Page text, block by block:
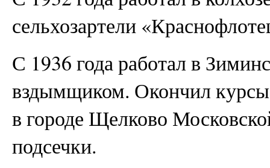
сельхозартели
С 1936 года работал в
вздымщиком. Окончил курсы
в городе Щелково
подсечки.